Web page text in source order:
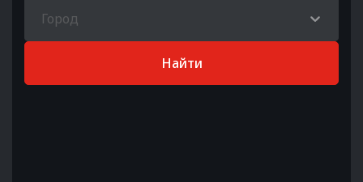
Город
Найти